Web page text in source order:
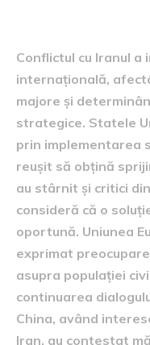
Conflictul cu Iranul
internațională,
majore și
strategice. Statele
prin implementarea
reușit să obțină
au stârnit și critici
consideră că o
oportună. Uniunea
exprimat
asupra populației
continuarea
China, având
Iran, au contestat